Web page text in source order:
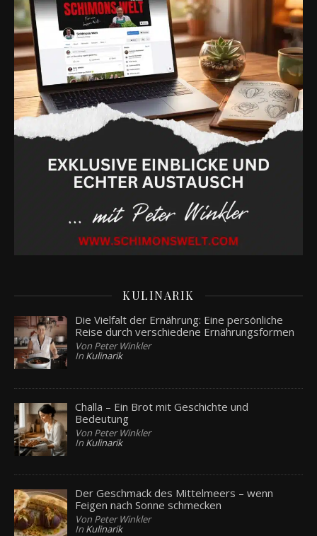
KULINARIK
Die Vielfalt der Ernährung: Eine persönliche
Reise durch verschiedene Ernährungsformen
Von Peter Winkler
In Kulinarik
Challa – Ein Brot mit Geschichte und
Bedeutung
Von Peter Winkler
In Kulinarik
Der Geschmack des Mittelmeers – wenn
Feigen nach Sonne schmecken
Von Peter Winkler
In Kulinarik